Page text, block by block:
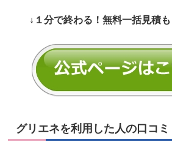
↓１分で終わる！無料一括見積
グリエネを利用した人の口コミ